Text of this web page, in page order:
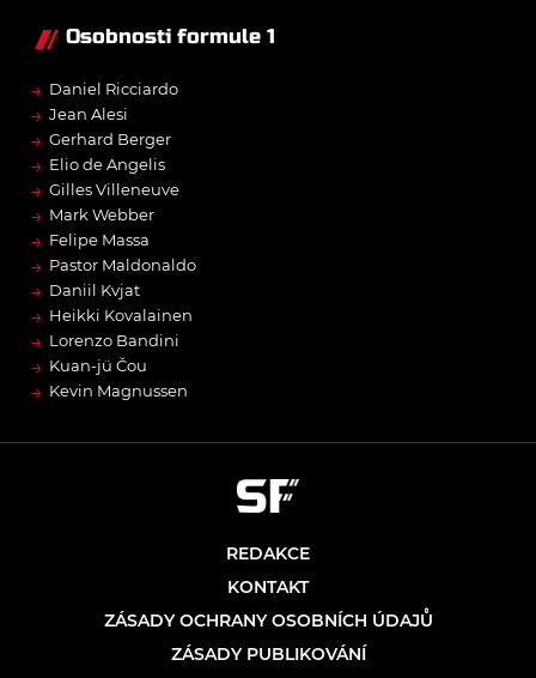
Osobnosti formule 1
→ Daniel Ricciardo
→ Jean Alesi
→ Gerhard Berger
→ Elio de Angelis
→ Gilles Villeneuve
→ Mark Webber
→ Felipe Massa
→ Pastor Maldonaldo
→ Daniil Kvjat
→ Heikki Kovalainen
→ Lorenzo Bandini
→ Kuan-jü Čou
→ Kevin Magnussen
REDAKCE
KONTAKT
ZÁSADY OCHRANY OSOBNÍCH ÚDAJŮ
ZÁSADY PUBLIKOVÁNÍ